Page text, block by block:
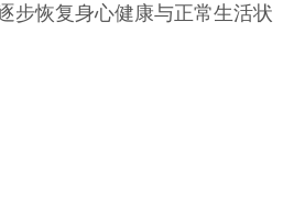
步恢复身心健康与正常生活状